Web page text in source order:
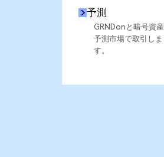
予測
GRNDonと暗号資産
予測市場で取引しま
す。